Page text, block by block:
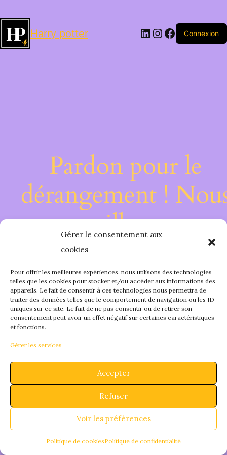
Gérer le consentement aux
cookies
Pour offrir les meilleures expériences, nous utilisons des technologies
telles que les cookies pour stocker et/ou accéder aux informations des
appareils. Le fait de consentir à ces technologies nous permettra de
traiter des données telles que le comportement de navigation ou les ID
uniques sur ce site. Le fait de ne pas consentir ou de retirer son
consentement peut avoir un effet négatif sur certaines caractéristiques
et fonctions.
Gérer les services
Accepter
Refuser
Voir les préférences
Politique de cookiesPolitique de confidentialité
Harry potter LinkedIn
Instagram
Facebook
Connexion
Pardon pour le
dérangement !
travaillons sur
quelque chose de
fantastique –
bientôt !